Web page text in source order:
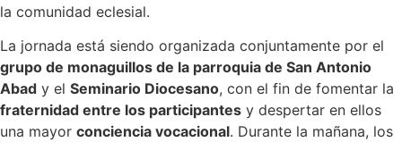
la comunidad eclesial.
La jornada está siendo organizada conjuntamente por el
grupo de monaguillos de la parroquia de San Antonio
Abad y el Seminario Diocesano, con el fin de fomentar la
fraternidad entre los participantes y despertar en ellos
una mayor conciencia vocacional. Durante la mañana, los